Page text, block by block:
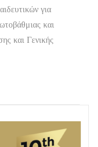
για
και
και Γενικής